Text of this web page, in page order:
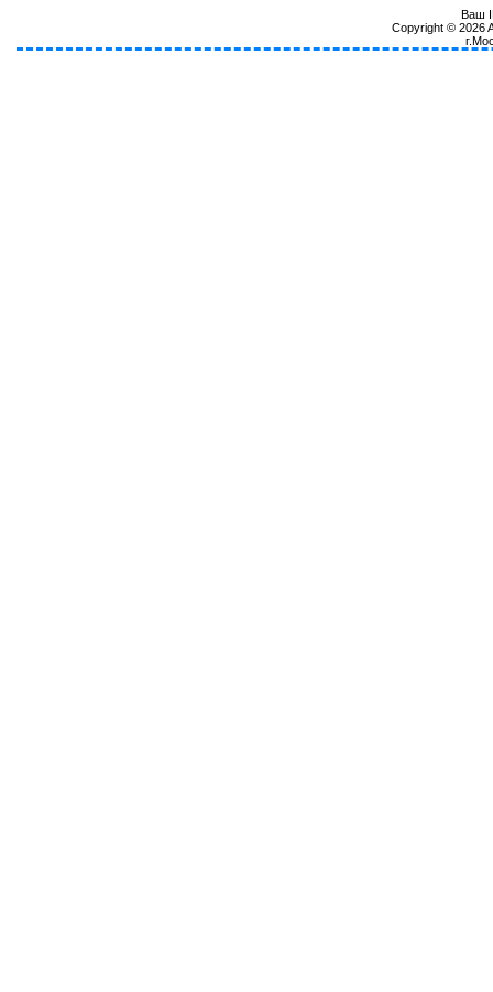
Ваш
Copyright © 2026